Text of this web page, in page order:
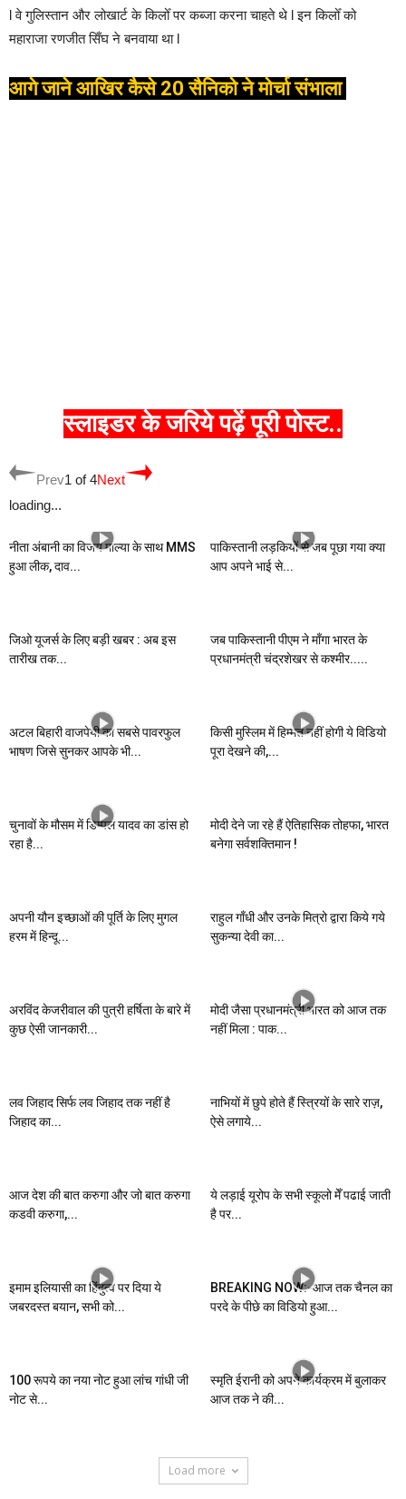
l वे गुलिस्तान और लोखार्ट के किलोँ पर कब्जा करना चाहते थे l इन किलोँ को
महाराजा रणजीत सिँघ ने बनवाया था l
आगे जाने आखिर कैसे 20 सैनिको ने मोर्चा संभाला
स्लाइडर के जरिये पढ़ें पूरी पोस्ट..
Prev1 of 4Next
loading...
नीता अंबानी का विजय माल्या के साथ MMS
हुआ लीक, दाव...
पाकिस्तानी लड़कियों से जब पूछा गया क्या
आप अपने भाई से...
जिओ यूजर्स के लिए बड़ी खबर : अब इस
तारीख तक...
जब पाकिस्तानी पीएम ने माँगा भारत के
प्रधानमंत्री चंद्रशेखर से कश्मीर.....
अटल बिहारी वाजपेयी का सबसे पावरफुल
भाषण जिसे सुनकर आपके भी...
किसी मुस्लिम में हिम्मत नहीं होगी ये विडियो
पूरा देखने की,...
चुनावों के मौसम में डिम्पल यादव का डांस हो
रहा है...
मोदी देने जा रहे हैं ऐतिहासिक तोहफा, भारत
बनेगा सर्वशक्तिमान !
अपनी यौन इच्छाओं की पूर्ति के लिए मुगल
हरम में हिन्दू...
राहुल गाँधी और उनके मित्रो द्वारा किये गये
सुकन्या देवी का...
अरविंद केजरीवाल की पुत्री हर्षिता के बारे में
कुछ ऐसी जानकारी...
मोदी जैसा प्रधानमंत्री भारत को आज तक
नहीं मिला : पाक...
लव जिहाद सिर्फ लव जिहाद तक नहीं है
जिहाद का...
नाभियों में छुपे होते हैं स्त्रियों के सारे राज़,
ऐसे लगाये...
आज देश की बात करुगा और जो बात करुगा
कडवी करुगा,...
ये लड़ाई यूरोप के सभी स्कूलो मेँ पढाई जाती
है पर...
इमाम इलियासी का हिंदुत्व पर दिया ये
जबरदस्त बयान, सभी को...
BREAKING NOW:-आज तक चैनल का
परदे के पीछे का विडियो हुआ...
100 रूपये का नया नोट हुआ लांच गांधी जी
नोट से...
स्मृति ईरानी को अपने कार्यक्रम में बुलाकर
आज तक ने की...
Load more